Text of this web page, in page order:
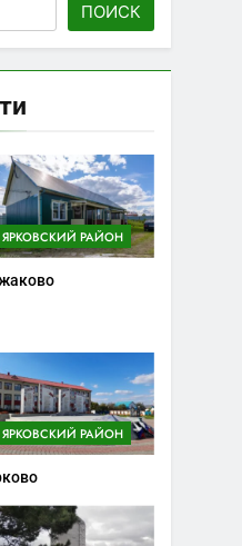
ПОИСК
ЯРКОВСКИЙ РАЙОН
ЯРКОВСКИЙ РАЙОН